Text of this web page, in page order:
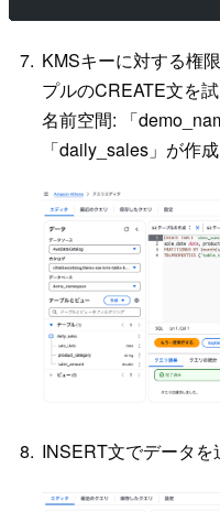
KMSキーに対する権
プルのCREATE文を
名前空間: 「
「daily_sales」が作
INSERT文でデータ